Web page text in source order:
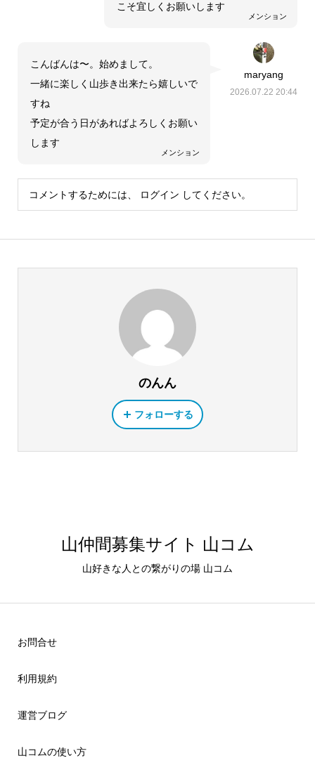
メンション
こそ宜しくお願いします
maryang
2026.07.22 20:44
メンション
こんばんは〜。始めまして。
一緒に楽しく山歩き出来たら嬉しいで
すね
予定が合う日があればよろしくお願い
します
コメントするためには、 ログイン してください。
のんん
フォローする
山仲間募集サイト 山コム
山好きな人との繋がりの場 山コム
お問合せ
利用規約
運営ブログ
山コムの使い方